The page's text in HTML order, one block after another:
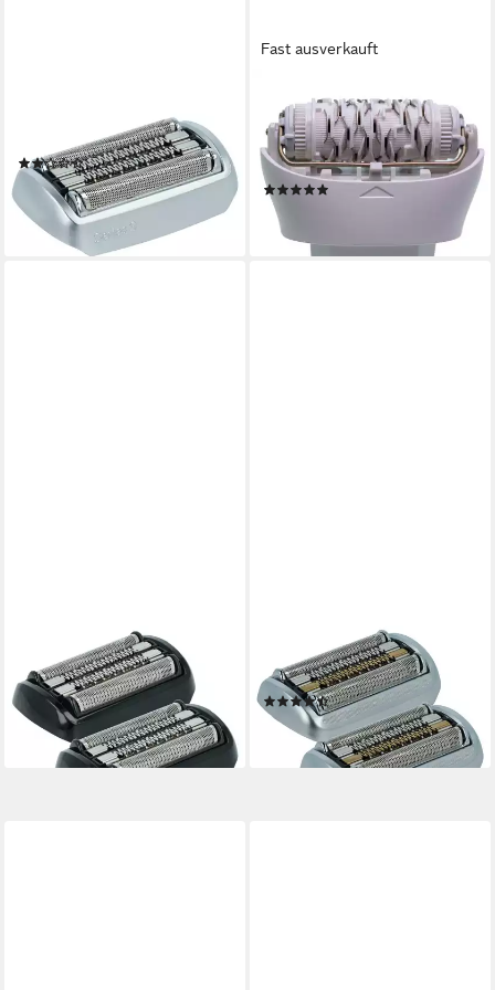
Ersatzscherkopf passend für
Braun Series 9 Rasierer
(3)
23,49 €
lieferbar - in 2-3 Werktagen bei dir
Fast ausverkauft
Epilieraufsatz Braun
81533164 Epilierkopf (breit)
für Silk-épil 7 und Silk épil 9
33,47 €
lieferbar - in 3-4 Werktagen bei dir
Ersatzscherkopf passend für
Braun Series 9 Rasierer
44,99 €
lieferbar - in 2-3 Werktagen bei dir
Ersatzscherkopf passend für
Braun Series 9, Pro Rasierer
(3)
46,49 €
lieferbar - in 2-3 Werktagen bei dir